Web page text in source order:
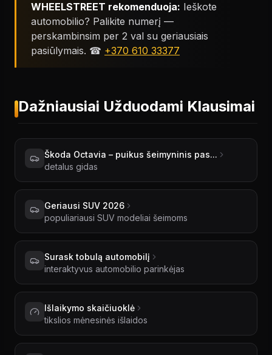
WHEELSTREET rekomenduoja: Ieškote
automobilio? Palikite numerį —
perskambinsim per 2 val su geriausiais
pasiūlymais. ☎ +370 610 33377
Dažniausiai Užduodami Klausimai
Škoda Octavia – puikus šeimyninis pas...
detalus gidas
Geriausi SUV 2026
populiariausi SUV modeliai šeimoms
Surask tobulą automobilį
interaktyvus automobilio parinkėjas
Išlaikymo skaičiuoklė
tikslios mėnesinės išlaidos